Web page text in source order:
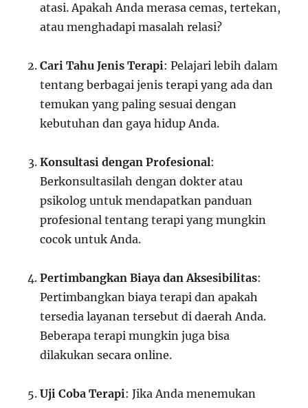
atasi. Apakah Anda merasa cemas, tertekan,
atau menghadapi masalah relasi?
Cari Tahu Jenis Terapi: Pelajari lebih dalam
tentang berbagai jenis terapi yang ada dan
temukan yang paling sesuai dengan
kebutuhan dan gaya hidup Anda.
Konsultasi dengan Profesional:
Berkonsultasilah dengan dokter atau
psikolog untuk mendapatkan panduan
profesional tentang terapi yang mungkin
cocok untuk Anda.
Pertimbangkan Biaya dan Aksesibilitas:
Pertimbangkan biaya terapi dan apakah
tersedia layanan tersebut di daerah Anda.
Beberapa terapi mungkin juga bisa
dilakukan secara online.
Uji Coba Terapi: Jika Anda menemukan